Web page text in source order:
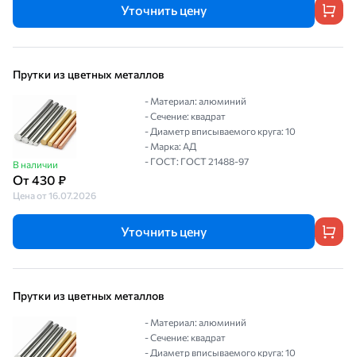
Уточнить цену
Прутки из цветных металлов
В наличии
От 430 ₽
Цена от 16.07.2026
- Материал: алюминий
- Сечение: квадрат
- Диаметр вписываемого круга: 10
- Марка: АД
- ГОСТ: ГОСТ 21488-97
Уточнить цену
Прутки из цветных металлов
- Материал: алюминий
- Сечение: квадрат
- Диаметр вписываемого круга: 10